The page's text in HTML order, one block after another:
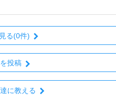
る(0件)
投稿
に教える